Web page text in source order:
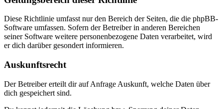
Diese Richtlinie umfasst nur den Bereich der Seiten, die die phpBB-
Software umfassen. Sofern der Betreiber in anderen Bereichen
seiner Software weitere personenbezogene Daten verarbeitet, wird
er dich darüber gesondert informieren.
Auskunftsrecht
Der Betreiber erteilt dir auf Anfrage Auskunft, welche Daten über
dich gespeichert sind.